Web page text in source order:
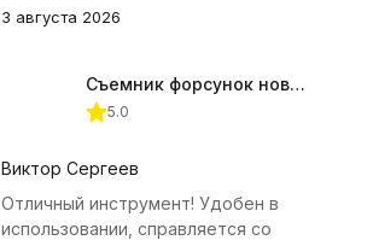
доволен.
3 августа 2026
Съемник форсунок новых дизельных двигателей Jonnesway
5.0
Виктор Сергеев
Отличный инструмент! Удобен в
использовании, справляется со